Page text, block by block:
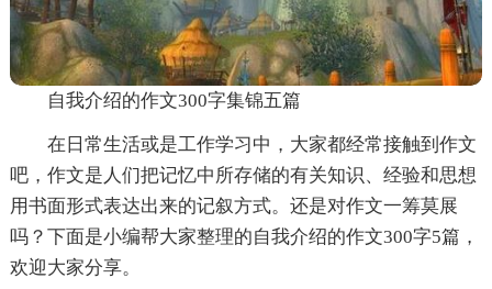
自我介绍的作文300字集锦五篇
在日常生活或是工作学习中，大家都经常接触到作文
吧，作文是人们把记忆中所存储的有关知识、经验和思想
用书面形式表达出来的记叙方式。还是对作文一筹莫展
吗？下面是小编帮大家整理的自我介绍的作文300字5篇，
欢迎大家分享。